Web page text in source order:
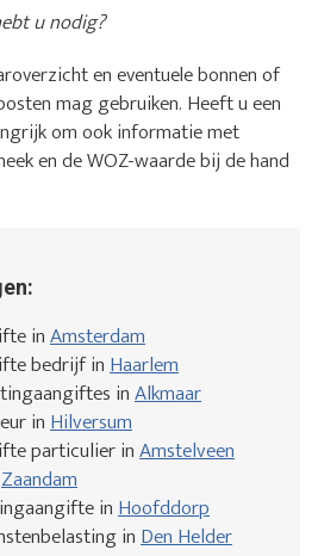
u nodig?
en eventuele bonnen of
mag gebruiken. Heeft u een
om ook informatie met
en de WOZ-waarde bij de hand
inAmsterdam
bedrijf inHaarlem
inAlkmaar
inHilversum
particulier inAmstelveen
Zaandam
inHoofddorp
inDen Helder